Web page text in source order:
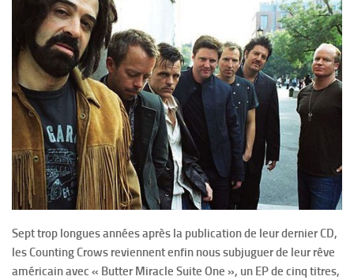
Sept trop longues années après la publication de leur dernier CD,
les Counting Crows reviennent enfin nous subjuguer de leur rêve
américain avec « Butter Miracle Suite One », un EP de cinq titres,